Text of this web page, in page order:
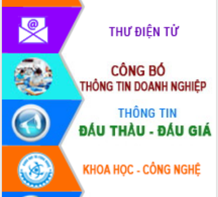
cấp xã
Đắk Lắk phát động hưởng ứng Ngày
Quyền của người tiêu dùng Việt Nam
2026
Đẩy mạnh cải cách hành chính, quyết
tâm đạt được mục tiêu tăng trưởng
hai con số trong năm 2026
Tổ chức trang trọng Lễ hội Đền thờ
Lương Văn Chánh năm 2026
Phó Bí thư Tỉnh ủy Đắk Lắk Đỗ Hữu
Huy giữ chức Bí thư Đảng ủy Ủy Ban
Nhân dân tỉnh
Bệnh án điện tử thúc đẩy chuyển đổi
số y tế tại Đắk Lắk
Chuyển đổi số thư viện: Mở rộng
không gian tri thức trong thời đại số
Đánh giá, rút kinh nghiệm công tác tổ
chức diễn tập trước ngày bầu cử